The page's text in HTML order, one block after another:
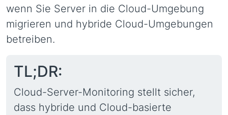
wenn Sie Server in die Cloud-Umgebung
migrieren und hybride Cloud-Umgebungen
betreiben.
TL;DR:
Cloud-Server-Monitoring stellt sicher,
dass hybride und Cloud-basierte